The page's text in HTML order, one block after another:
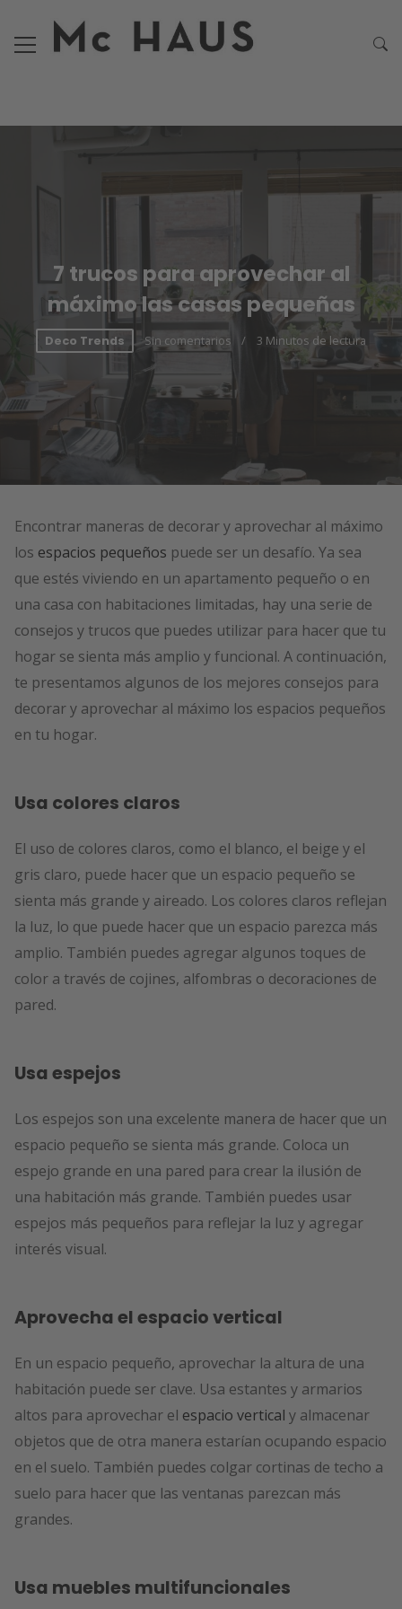
7 trucos para aprovechar al
máximo las casas pequeñas
Deco Trends Sin comentarios 3 Minutos de lectura
Encontrar maneras de decorar y aprovechar al máximo
los espacios pequeños puede ser un desafío. Ya sea
que estés viviendo en un apartamento pequeño o en
una casa con habitaciones limitadas, hay una serie de
consejos y trucos que puedes utilizar para hacer que tu
hogar se sienta más amplio y funcional. A continuación,
te presentamos algunos de los mejores consejos para
decorar y aprovechar al máximo los espacios pequeños
en tu hogar.
Usa colores claros
El uso de colores claros, como el blanco, el beige y el
gris claro, puede hacer que un espacio pequeño se
sienta más grande y aireado. Los colores claros reflejan
la luz, lo que puede hacer que un espacio parezca más
amplio. También puedes agregar algunos toques de
color a través de cojines, alfombras o decoraciones de
pared.
Usa espejos
Los espejos son una excelente manera de hacer que un
espacio pequeño se sienta más grande. Coloca un
espejo grande en una pared para crear la ilusión de
una habitación más grande. También puedes usar
espejos más pequeños para reflejar la luz y agregar
interés visual.
Aprovecha el espacio vertical
En un espacio pequeño, aprovechar la altura de una
habitación puede ser clave. Usa estantes y armarios
altos para aprovechar el espacio vertical y almacenar
objetos que de otra manera estarían ocupando espacio
en el suelo. También puedes colgar cortinas de techo a
suelo para hacer que las ventanas parezcan más
grandes.
Usa muebles multifuncionales